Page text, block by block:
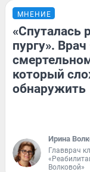
МНЕНИЕ
«Спуталась
пургу».
который
обнаружить
Ирина
Главврач
Волковой»